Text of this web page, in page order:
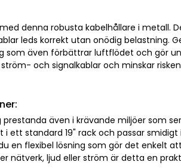
denna robusta kabelhållare i metall.
leds korrekt utan onödig belastning.
som även förbättrar luftflödet och gör
och signalkablar och minskar
även i krävande miljöer som
ett standard 19" rack och passar
en flexibel lösning som gör det enkelt
nätverk, ljud eller ström är detta en